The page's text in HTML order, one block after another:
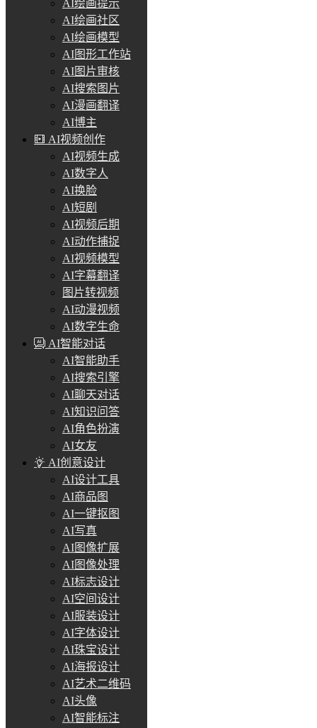
AI绘画提示
AI绘画社区
AI绘画模型
AI图形工作站
AI图片审核
AI搜索图片
AI漫画翻译
AI博主
AI视频创作
AI视频生成
AI数字人
AI换脸
AI短剧
AI视频后期
AI动作捕捉
AI视频模型
AI字幕翻译
图片转视频
AI动漫视频
AI数字生命
AI智能对话
AI智能助手
AI搜索引擎
AI聊天对话
AI知识问答
AI角色扮演
AI女友
AI创意设计
AI设计工具
AI商品图
AI一键抠图
AI写真
AI图像扩展
AI图像处理
AI标志设计
AI空间设计
AI服装设计
AI字体设计
AI珠宝设计
AI海报设计
AI艺术二维码
AI头像
AI智能标注